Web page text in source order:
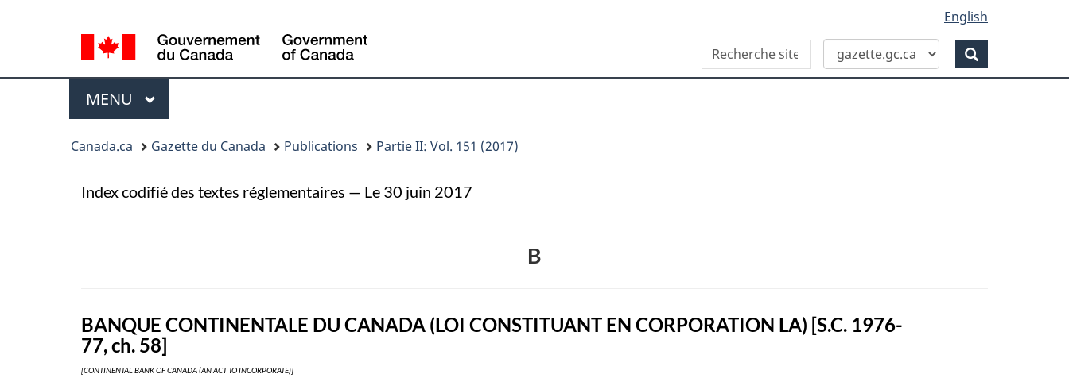
content
this
version
de
la
langue
English
of
Recherche
Recherche
dans
site
Menu
MENU PRINCIPAL
Canada.ca Gazette du Canada Publications Partie II: Vol. 151 (2017)
Index codifié des textes réglementaires — Le 30 juin 2017
B
BANQUE CONTINENTALE DU CANADA (LOI CONSTITUANT EN CORPORATION LA) [S.C. 1976-
77, ch. 58]
[CONTINENTAL BANK OF CANADA (AN ACT TO INCORPORATE)]